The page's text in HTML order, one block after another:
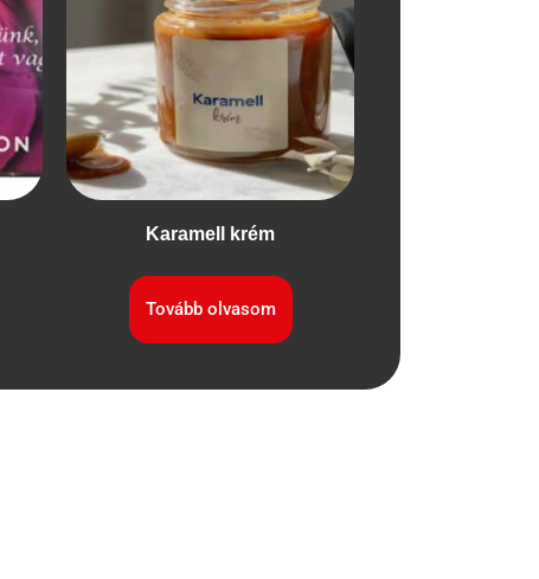
Karamell krém
Tovább olvasom